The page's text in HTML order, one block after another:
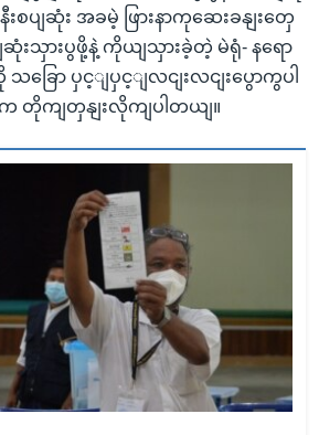
ပျဆုံး အခမဲ့ ဖြားနာကုဆေးခနျးတှေ
းသှားပွဖို့နဲ့ ကိုယျသှားခဲ့တဲ့ မဲရုံ- နရော
ော ပှင့ျပှင့ျလငျးလငျးပွောကွပါ
တိုကျတှနျးလိုကျပါတယျ။